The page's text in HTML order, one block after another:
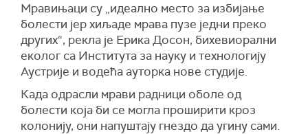
Мравињаци су „идеално место за избијање
болести јер хиљаде мрава пузе једни преко
других“, рекла је Ерика Досон, бихевиорални
еколог са Института за науку и технологију
Аустрије и водећа ауторка нове студије.
Када одрасли мрави радници оболе од
болести која би се могла проширити кроз
колонију, они напуштају гнездо да угину сами.